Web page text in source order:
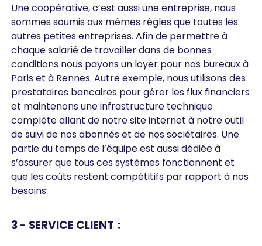
Une coopérative, c’est aussi une entreprise, nous
sommes soumis aux mêmes règles que toutes les
autres petites entreprises. Afin de permettre à
chaque salarié de travailler dans de bonnes
conditions nous payons un loyer pour nos bureaux à
Paris et à Rennes. Autre exemple, nous utilisons des
prestataires bancaires pour gérer les flux financiers
et maintenons une infrastructure technique
complète allant de notre site internet à notre outil
de suivi de nos abonnés et de nos sociétaires. Une
partie du temps de l’équipe est aussi dédiée à
s’assurer que tous ces systèmes fonctionnent et
que les coûts restent compétitifs par rapport à nos
besoins.
3 - SERVICE CLIENT :